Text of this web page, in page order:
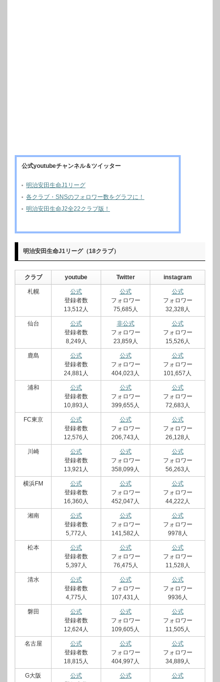
公式youtubeチャンネル＆ツイッター
明治安田生命J1リーグ
各クラブ・SNSのフォロワー数をグラフに！
明治安田生命J2全22クラブ版！
明治安田生命J1リーグ（18クラブ）
クラブ youtube Twitter instagram
札幌
公式
登録者数
13,512人
公式
フォロワー
75,685人
公式
フォロワー
32,328人
仙台
公式
登録者数
8,249人
非公式
フォロワー
23,859人
公式
フォロワー
15,526人
鹿島
公式
登録者数
24,881人
公式
フォロワー
404,023人
公式
フォロワー
101,657人
浦和
公式
登録者数
10,893人
公式
フォロワー
399,655人
公式
フォロワー
72,683人
FC東京
公式
登録者数
12,576人
公式
フォロワー
206,743人
公式
フォロワー
26,128人
川崎
公式
登録者数
13,921人
公式
フォロワー
358,099人
公式
フォロワー
56,263人
横浜FM
公式
登録者数
16,360人
公式
フォロワー
452,047人
公式
フォロワー
44,222人
湘南
公式
登録者数
5,772人
公式
フォロワー
141,582人
公式
フォロワー
9978人
松本
公式
登録者数
5,397人
公式
フォロワー
76,475人
公式
フォロワー
11,528人
清水
公式
登録者数
4,775人
公式
フォロワー
107,431人
公式
フォロワー
9936人
磐田
公式
登録者数
12,624人
公式
フォロワー
109,605人
公式
フォロワー
11,505人
名古屋
公式
登録者数
18,815人
公式
フォロワー
404,997人
公式
フォロワー
34,889人
G大阪
公式
公式
公式